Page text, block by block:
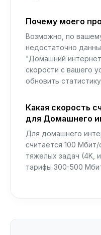
Почему моего
Возможно, по
недостаточно
"Домашний
скорости с вашего
обновить статистику.
Какая скорость
для Домашнего
Для домашнего
считается 100
тяжелых задач (4K,
тарифы 300-500